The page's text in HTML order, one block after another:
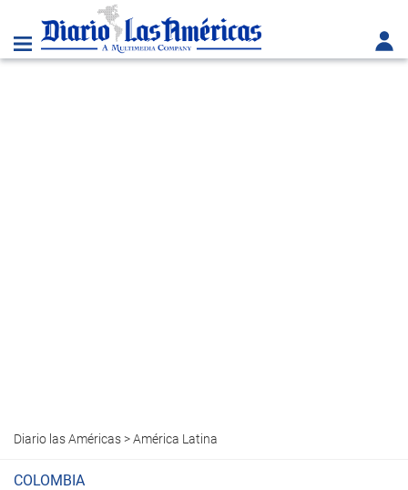
Diario las Américas>América Latina
COLOMBIA